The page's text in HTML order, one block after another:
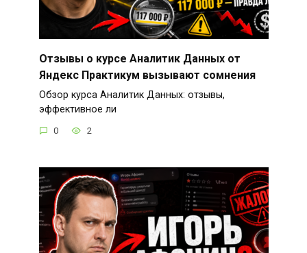
Отзывы о курсе Аналитик Данных от
Яндекс Практикум вызывают сомнения
Обзор курса Аналитик Данных: отзывы,
эффективное ли
0 2